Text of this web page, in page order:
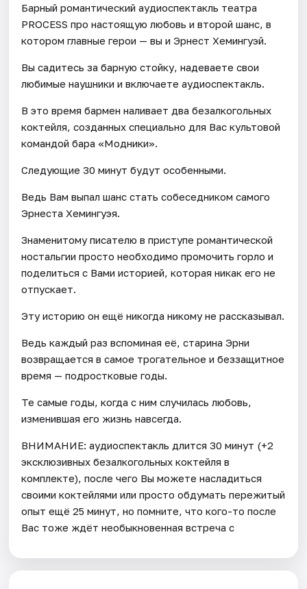
Барный романтический аудиоспектакль театра
PROCESS про настоящую любовь и второй шанс, в
котором главные герои — вы и Эрнест Хемингуэй.
Вы садитесь за барную стойку, надеваете свои
любимые наушники и включаете аудиоспектакль.
В это время бармен наливает два безалкогольных
коктейля, созданных специально для Вас культовой
командой бара «Модники».
Следующие 30 минут будут особенными.
Ведь Вам выпал шанс стать собеседником самого
Эрнеста Хемингуэя.
Знаменитому писателю в приступе романтической
ностальгии просто необходимо промочить горло и
поделиться с Вами историей, которая никак его не
отпускает.
Эту историю он ещё никогда никому не рассказывал.
Ведь каждый раз вспоминая её, старина Эрни
возвращается в самое трогательное и беззащитное
время — подростковые годы.
Те самые годы, когда с ним случилась любовь,
изменившая его жизнь навсегда.
ВНИМАНИЕ: аудиоспектакль длится 30 минут (+2
эксклюзивных безалкогольных коктейля в
комплекте), после чего Вы можете насладиться
своими коктейлями или просто обдумать пережитый
опыт ещё 25 минут, но помните, что кого-то после
Вас тоже ждёт необыкновенная встреча с